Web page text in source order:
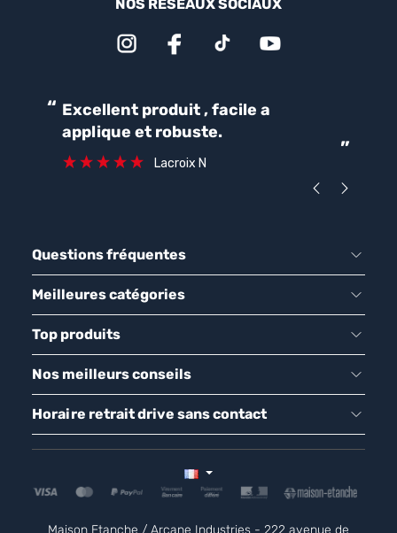
NOS RÉSEAUX SOCIAUX
“
”
Excellent produit , facile a
applique et robuste.
Lacroix N
Questions fréquentes
Meilleures catégories
Top produits
Nos meilleurs conseils
Horaire retrait drive sans contact